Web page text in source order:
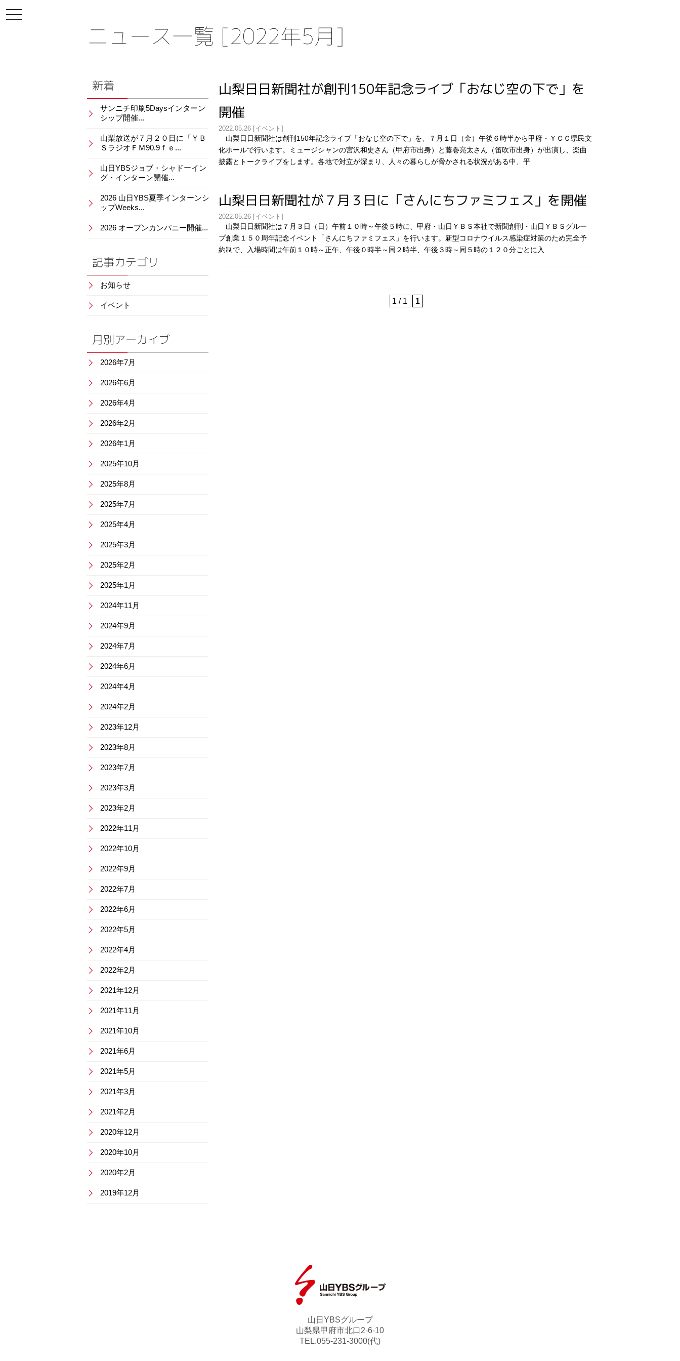
toggle
navigation
ニュース一覧 [2022年5月]
山梨日日新聞社が創刊150年記念ライブ「おなじ空の下で」を
開催
2022.05.26 [イベント]
山梨日日新聞社は創刊150年記念ライブ「おなじ空の下で」を、７月１日（金）午後６時半から甲府・ＹＣＣ県民文
化ホールで行います。ミュージシャンの宮沢和史さん（甲府市出身）と藤巻亮太さん（笛吹市出身）が出演し、楽曲
披露とトークライブをします。各地で対立が深まり、人々の暮らしが脅かされる状況がある中、平
山梨日日新聞社が７月３日に「さんにちファミフェス」を開催
2022.05.26 [イベント]
山梨日日新聞社は７月３日（日）午前１０時～午後５時に、甲府・山日ＹＢＳ本社で新聞創刊・山日ＹＢＳグルー
プ創業１５０周年記念イベント「さんにちファミフェス」を行います。新型コロナウイルス感染症対策のため完全予
約制で、入場時間は午前１０時～正午、午後０時半～同２時半、午後３時～同５時の１２０分ごとに入
1 / 1 1
新着
サンニチ印刷5Daysインターン
シップ開催...
山梨放送が７月２０日に「ＹＢ
ＳラジオＦＭ90.9ｆｅ...
山日YBSジョブ・シャドーイン
グ・インターン開催...
2026 山日YBS夏季インターンシ
ップWeeks...
2026 オープンカンパニー開催...
記事カテゴリ
お知らせ
イベント
月別アーカイブ
2026年7月
2026年6月
2026年4月
2026年2月
2026年1月
2025年10月
2025年8月
2025年7月
2025年4月
2025年3月
2025年2月
2025年1月
2024年11月
2024年9月
2024年7月
2024年6月
2024年4月
2024年2月
2023年12月
2023年8月
2023年7月
2023年3月
2023年2月
2022年11月
2022年10月
2022年9月
2022年7月
2022年6月
2022年5月
2022年4月
2022年2月
2021年12月
2021年11月
2021年10月
2021年6月
2021年5月
2021年3月
2021年2月
2020年12月
2020年10月
2020年2月
2019年12月
山日YBSグループ
山梨県甲府市北口2-6-10
TEL.055-231-3000(代)